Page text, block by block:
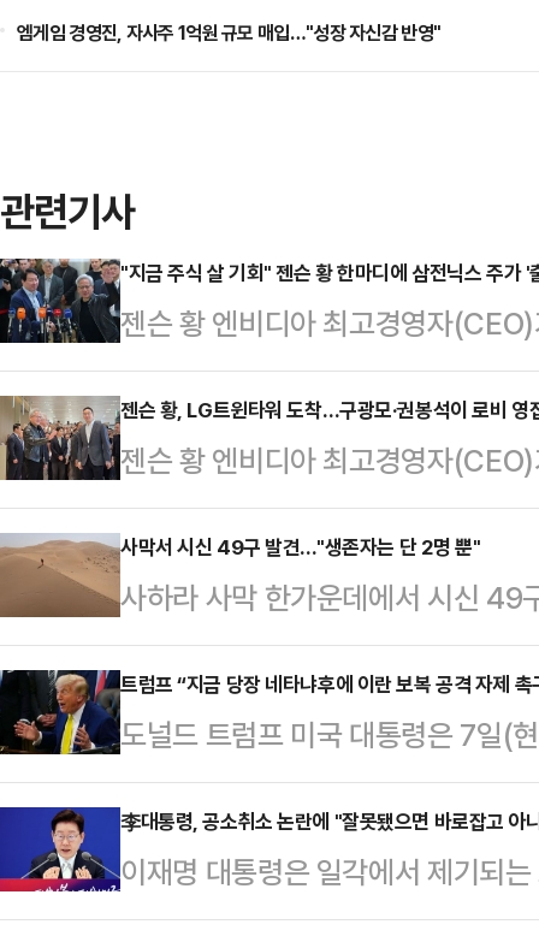
엠게임 경영진, 자사주 1억원 규모 매입…"성장 자신감 반영"
관련기사
"지금 주식 살 기회" 젠슨 황 한마디에 삼전닉스 주가 '
젠슨 황 엔비디아 최고경영자
기회가 될 수 있다는 발언을 내놓았
삼성전자와 SK하이닉스 주가는 한
을 보였다.황 CEO는 8일 서울 종
장과 함께 한 공동 기자회견에서 최
떤 일이 일어나든 여러분은 아주 기
있기 때문"이라고 말했다.이어 "인
대적인…
젠슨 황, LG트윈타워 도착…구광모·권봉석이 로비 영
젠슨 황 엔비디아 최고경영자
도착해 구광모 LG그룹 회장과 회
분께 LG트윈타워에 도착했다. 현장
틱스 제품 마케팅 수석 이사와 정소
회장과 권봉석 ㈜LG 대표이사 부
직접 영접했다. 현장에는 황 CEO
어졌다.황 CEO는 로비에 모인 직
량 인사를 나…
사막서 시신 49구 발견..."생존자는 단 2명 뿐"
사하라 사막 한가운데에서 시신
간) BBC에 따르면 말리에서 니제
장 나면서 탑승객들이 극심한 폭염
람 최대 명절인 '이드 알아드하' 행
면서 사막에 고립된 것으로 전해졌
시도했으나 끝내 실패했으며 휴대
지 못한 것으로 알려졌다.결국 생
사고 사실을 알렸…
트럼프 “지금 당장 네타냐후에 이란 보복 공격 자제 촉
도널드 트럼프 미국 대통령은 7일(
공격을 하지 말 것을 요청하겠다고
트 공습에 대한 보복으로 이스라엘
력 보복할 것이라고 예고하면서 역
넷매체 악시오스에 따르면 트럼프
李대통령, 공소취소 논란에 "잘못됐으면 바로잡고 아
이재명 대통령은 일각에서 제기되
요구와 관련해 "잘못된 게 있으면